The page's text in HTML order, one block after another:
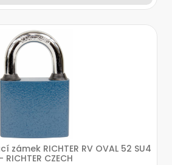
zámek RICHTER RV OVAL 52 SU4
- RICHTER CZECH